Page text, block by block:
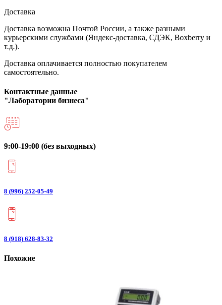
Доставка
Доставка возможна Почтой России, а также разными
курьерскими службами (Яндекс-доставка, СДЭК, Boxberry и
т.д.).
Доставка оплачивается полностью покупателем
самостоятельно.
Контактные данные
"Лаборатории бизнеса"
9:00-19:00 (без выходных)
8 (996) 252-05-49
8 (918) 628-83-32
Похожие